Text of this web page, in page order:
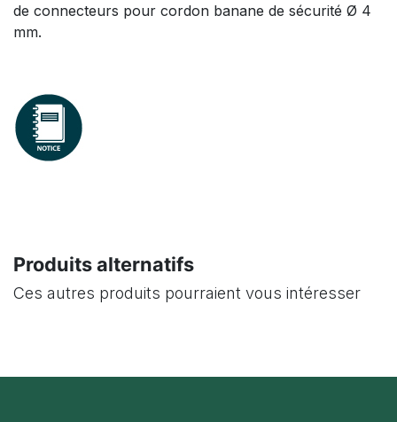
de connecteurs pour cordon banane de sécurité Ø 4
mm.
Produits alternatifs
Ces autres produits pourraient vous intéresser